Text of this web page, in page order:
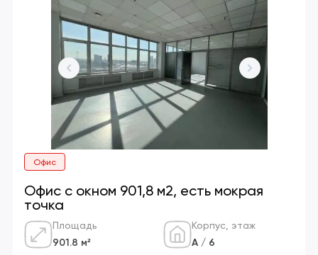
Офис
Офис с окном 901,8 м2, есть мокрая
точка
Площадь
901.8 м²
Корпус, этаж
А / 6